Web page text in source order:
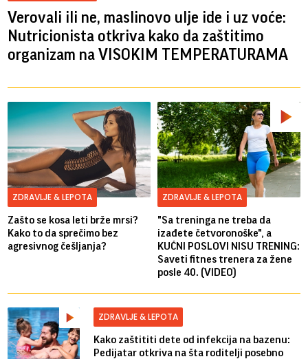
Verovali ili ne, maslinovo ulje ide i uz voće:
Nutricionista otkriva kako da zaštitimo
organizam na VISOKIM TEMPERATURAMA
ZDRAVLJE & LEPOTA
Zašto se kosa leti brže mrsi?
Kako to da sprečimo bez
agresivnog češljanja?
ZDRAVLJE & LEPOTA
"Sa treninga ne treba da
izađete četvoronoške", a
KUĆNI POSLOVI NISU TRENING:
Saveti fitnes trenera za žene
posle 40. (VIDEO)
ZDRAVLJE & LEPOTA
Kako zaštititi dete od infekcija na bazenu:
Pedijatar otkriva na šta roditelji posebno